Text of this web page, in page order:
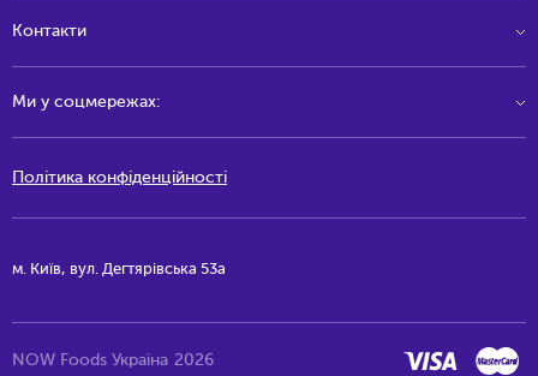
Контакти
Ми у соцмережах:
Політика конфіденційності
м. Київ, вул. Дегтярівська 53а
NOW Foods Україна 2026